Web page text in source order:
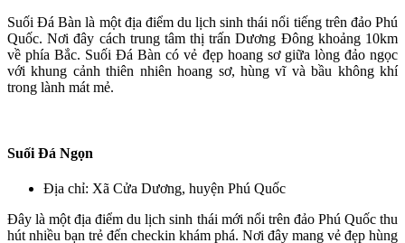
Suối Đá Bàn là một địa điểm du lịch sinh thái nổi tiếng trên đảo Phú
Quốc. Nơi đây cách trung tâm thị trấn Dương Đông khoảng 10km
về phía Bắc. Suối Đá Bàn có vẻ đẹp hoang sơ giữa lòng đảo ngọc
với khung cảnh thiên nhiên hoang sơ, hùng vĩ và bầu không khí
trong lành mát mẻ.
Suối Đá Ngọn
Địa chỉ: Xã Cửa Dương, huyện Phú Quốc
Đây là một địa điểm du lịch sinh thái mới nổi trên đảo Phú Quốc thu
hút nhiều bạn trẻ đến checkin khám phá. Nơi đây mang vẻ đẹp hùng